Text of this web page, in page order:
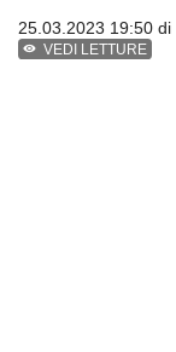
25.03.2023 19:50 di
VEDI LETTURE